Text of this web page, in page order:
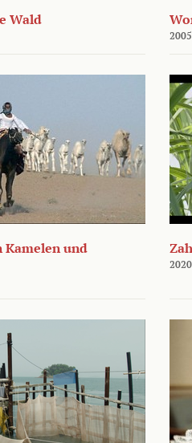
Wald
2005
Kamelen und
2020